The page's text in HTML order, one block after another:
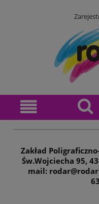
Zakład
Św.Wojciecha 95,
mail: